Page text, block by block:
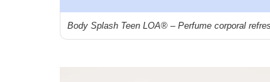
Body Splash Teen LOA® – Perfume corporal